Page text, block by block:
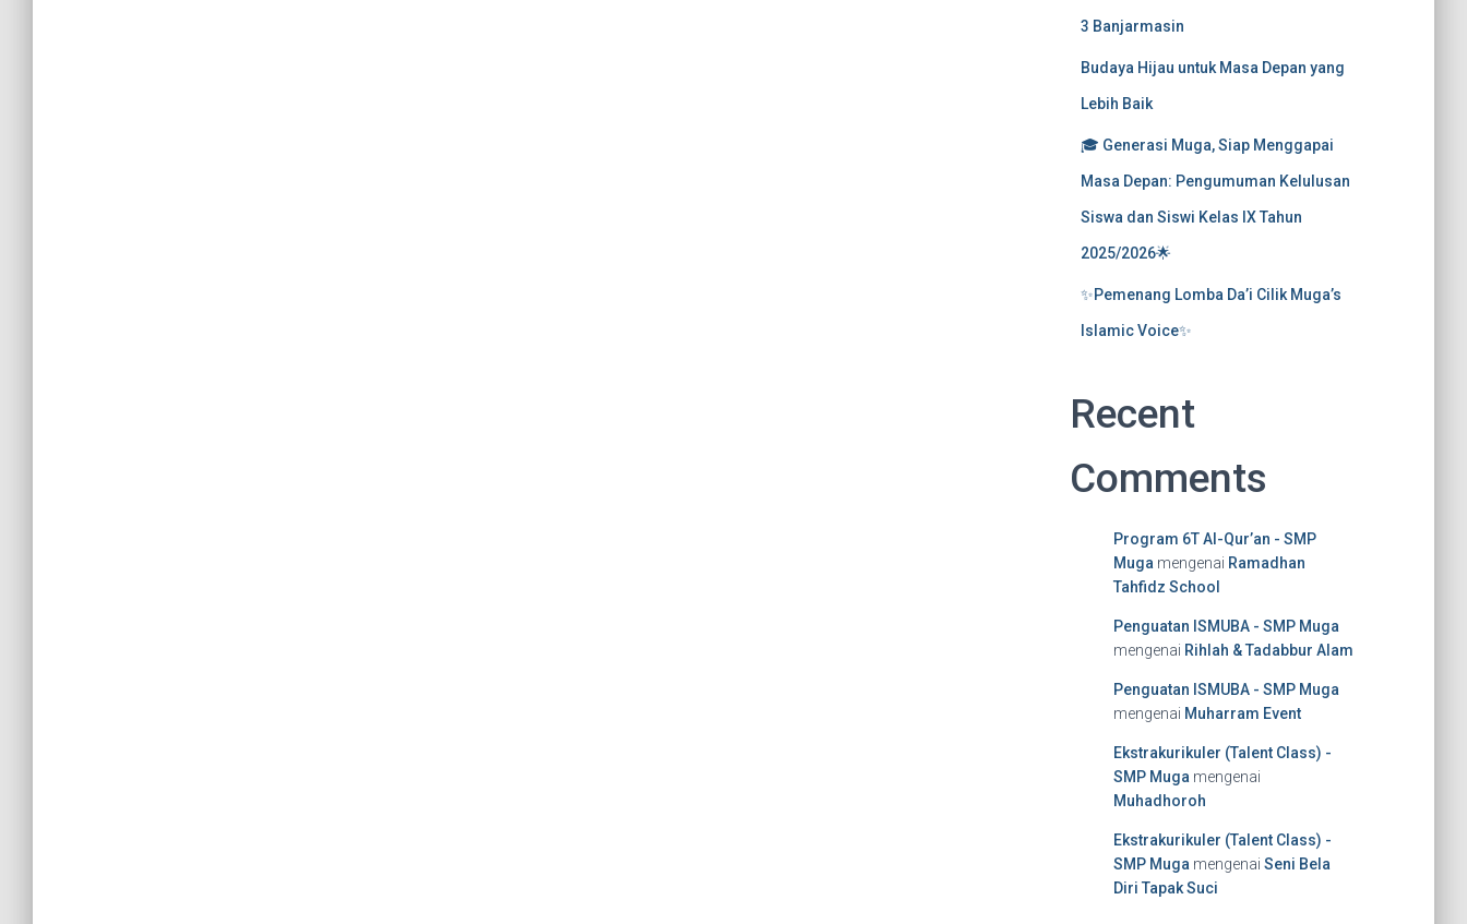
3 Banjarmasin
Budaya Hijau untuk Masa Depan yang
Lebih Baik
🎓 Generasi Muga, Siap Menggapai
Masa Depan: Pengumuman Kelulusan
Siswa dan Siswi Kelas IX Tahun
2025/2026🌟
✨Pemenang Lomba Da’i Cilik Muga’s
Islamic Voice✨
Recent
Comments
Program 6T Al-Qur’an - SMP
Muga mengenai Ramadhan
Tahfidz School
Penguatan ISMUBA - SMP Muga
mengenai Rihlah & Tadabbur Alam
Penguatan ISMUBA - SMP Muga
mengenai Muharram Event
Ekstrakurikuler (Talent Class) -
SMP Muga mengenai
Muhadhoroh
Ekstrakurikuler (Talent Class) -
SMP Muga mengenai Seni Bela
Diri Tapak Suci